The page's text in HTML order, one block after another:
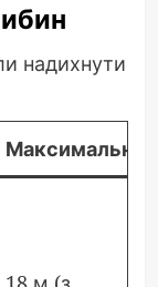
надихнути
Максимальний